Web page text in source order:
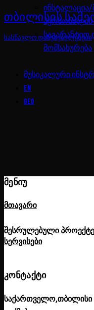
ინსტალაცია/
პერსონალის
საგარანტიო
მომსახურება
მუსიკალური
EN
GEO
ᲗᲑᲘᲚᲘᲡᲘᲡ
სასწავლო დაწესებულებები
ᲛᲔᲜᲘᲣ
მთავარი
შესრულებული
სერვისები
ᲙᲝᲜᲢᲐᲥᲢᲘ
საქართველო,თბილისი